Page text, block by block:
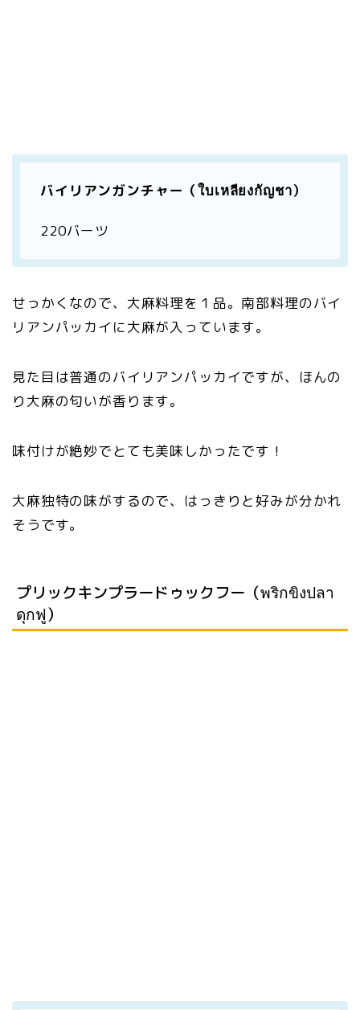
バイリアンガンチャー（ใบเหลียงกัญชา）
220バーツ
せっかくなので、大麻料理を１品。南部料理のバイ
リアンパッカイに大麻が入っています。
見た目は普通のバイリアンパッカイですが、ほんの
り大麻の匂いが香ります。
味付けが絶妙でとても美味しかったです！
大麻独特の味がするので、はっきりと好みが分かれ
そうです。
プリックキンプラードゥックフー（พริกขิงปลา
ดุกฟู）